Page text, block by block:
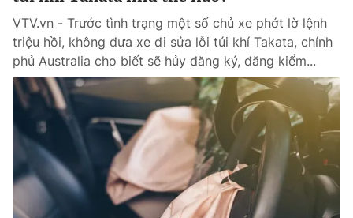
VTV.vn - Trước tình trạng một số chủ xe phớt lờ lệnh
triệu hồi, không đưa xe đi sửa lỗi túi khí Takata, chính
phủ Australia cho biết sẽ hủy đăng ký, đăng kiểm...